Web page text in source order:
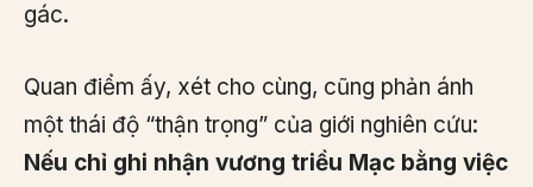
gác.
Quan điểm ấy, xét cho cùng, cũng phản ánh
một thái độ “thận trọng” của giới nghiên cứu:
Nếu chỉ ghi nhận vương triều Mạc bằng việc